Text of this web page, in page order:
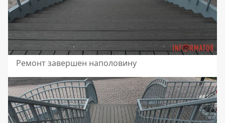
Ремонт завершен наполовину